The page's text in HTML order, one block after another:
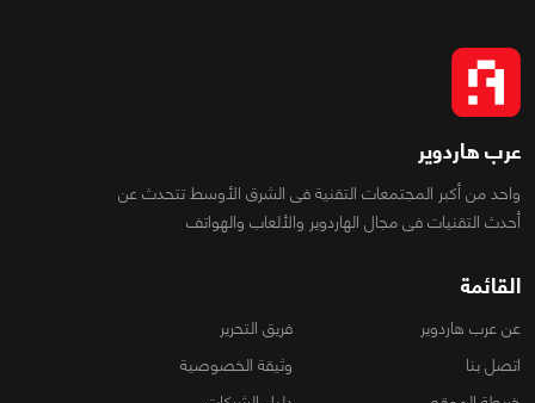
عرب هاردوير
واحد من أكبر المجتمعات التقنية فى الشرق الأوسط تتحدث عن
أحدث التقنيات فى مجال الهاردوير والألعاب والهواتف
القائمة
عن عرب هاردوير
فريق التحرير
اتصل بنا
وثيقة الخصوصية